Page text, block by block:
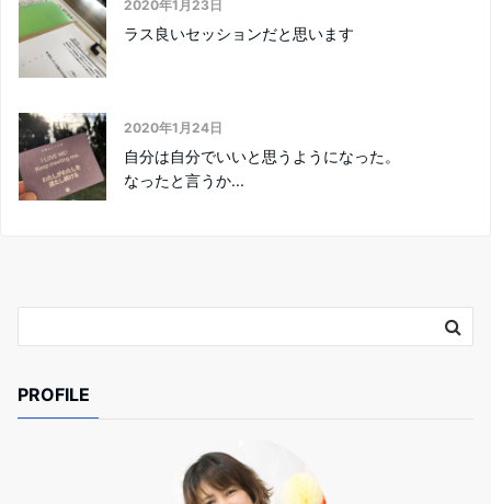
2020年1月23日
ラス良いセッションだと思います
2020年1月24日
自分は自分でいいと思うようになった。
なったと言うか...
PROFILE